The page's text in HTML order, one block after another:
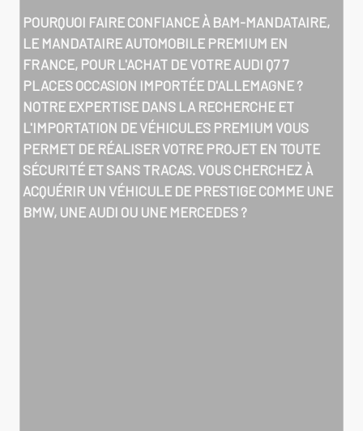
POURQUOI FAIRE CONFIANCE À BAM-MANDATAIRE,
LE MANDATAIRE AUTOMOBILE PREMIUM EN
FRANCE, POUR L'ACHAT DE VOTRE AUDI Q7 7
PLACES OCCASION IMPORTÉE D'ALLEMAGNE ?
NOTRE EXPERTISE DANS LA RECHERCHE ET
L'IMPORTATION DE VÉHICULES PREMIUM VOUS
PERMET DE RÉALISER VOTRE PROJET EN TOUTE
SÉCURITÉ ET SANS TRACAS. VOUS CHERCHEZ À
ACQUÉRIR UN VÉHICULE DE PRESTIGE COMME UNE
BMW, UNE AUDI OU UNE MERCEDES ?